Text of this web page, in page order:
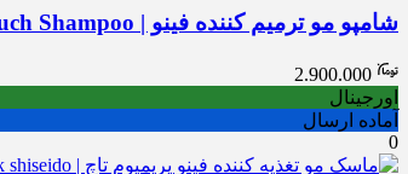
شامپو مو ترمیم کننده فینو | Fino Premium Touch Shampoo
2.900.000
اورجینال
آماده ارسال
0